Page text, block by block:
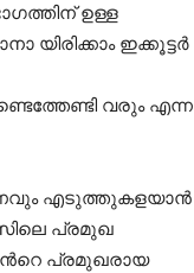
ഉള്ള
യിരിക്കാം ഇക്കൂട്ടർ
വരും എന്ന
എടുത്തുകളയാൻ
പ്രമുഖ
പ്രമുഖരായ